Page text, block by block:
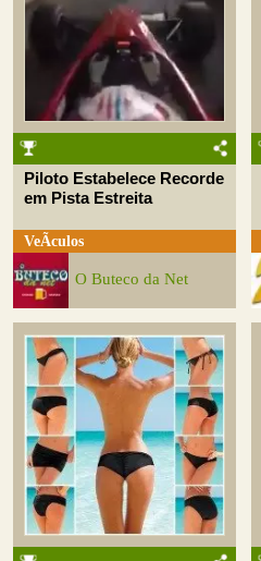
Piloto Estabelece Recorde
em Pista Estreita
VeÃ­culos
O Buteco da Net